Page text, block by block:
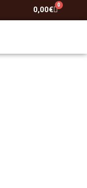
0,00€
0
Carrito